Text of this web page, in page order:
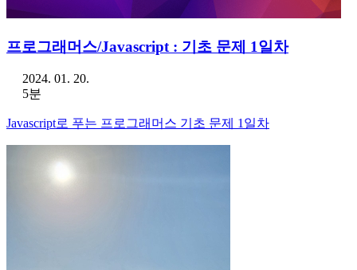
프로그래머스/Javascript : 기초 문제 1일차
2024. 01. 20.
5분
Javascript로 푸는 프로그래머스 기초 문제 1일차